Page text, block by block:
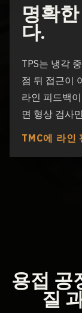
명확
다.
TPS는 냉각
점 뒤 접근이
라인 피드백
면 형상 검사
TMC에 라인
용접 공
질